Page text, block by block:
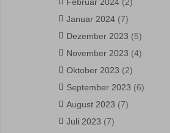
Januar 2024 (7)
Dezember 2023 (5)
November 2023 (4)
Oktober 2023 (2)
September 2023 (6)
August 2023 (7)
Juli 2023 (7)